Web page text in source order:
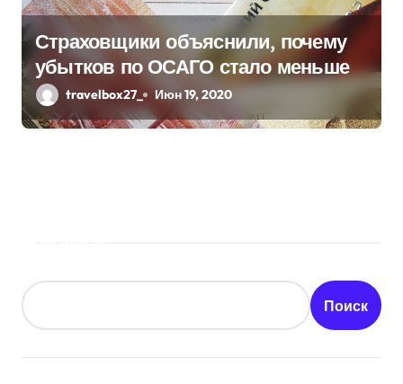
Страховщики объяснили, почему
убытков по ОСАГО стало меньше
travelbox27_ Июн 19, 2020
Поиск